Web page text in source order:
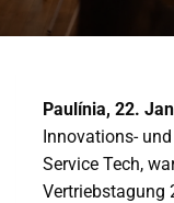
Paulínia, 22.
Innovations-
Service Tech,
Vertriebstagung